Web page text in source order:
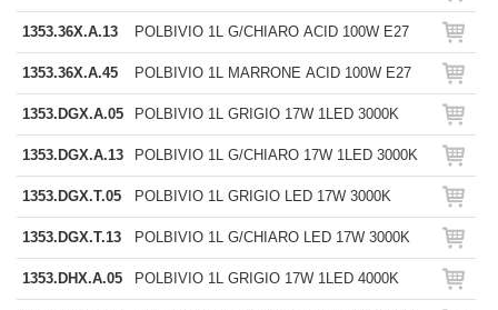
1353.36X.A.13 POLBIVIO 1L G/CHIARO ACID 100W E27
1353.36X.A.45 POLBIVIO 1L MARRONE ACID 100W E27
1353.DGX.A.05 POLBIVIO 1L GRIGIO 17W 1LED 3000K
1353.DGX.A.13 POLBIVIO 1L G/CHIARO 17W 1LED 3000K
1353.DGX.T.05 POLBIVIO 1L GRIGIO LED 17W 3000K
1353.DGX.T.13 POLBIVIO 1L G/CHIARO LED 17W 3000K
1353.DHX.A.05 POLBIVIO 1L GRIGIO 17W 1LED 4000K